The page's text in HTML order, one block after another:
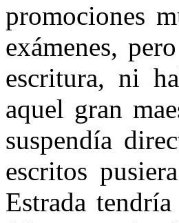
promociones
exámenes,
escritura, ni
aquel gran
suspendía
escritos
Estrada